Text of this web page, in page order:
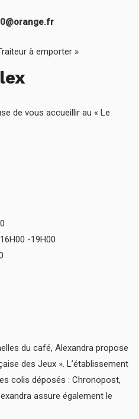
à emporter »
de vous accueillir au « Le
-19H00
du café, Alexandra propose
des Jeux ». L’établissement
colis déposés : Chronopost,
assure également le